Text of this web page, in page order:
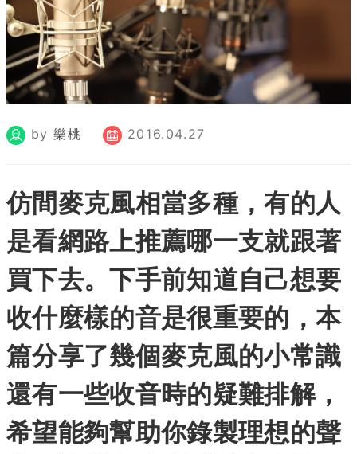
by樂桃 2016.04.27
仿間麥克風相當多種，有的人
是看網路上推薦哪一支就跟著
買下去。下手前知道自己想要
收什麼樣的音是很重要的，本
篇分享了幾個麥克風的小常識
還有一些收音時的疑難排解，
希望能夠幫助你錄製理想的聲